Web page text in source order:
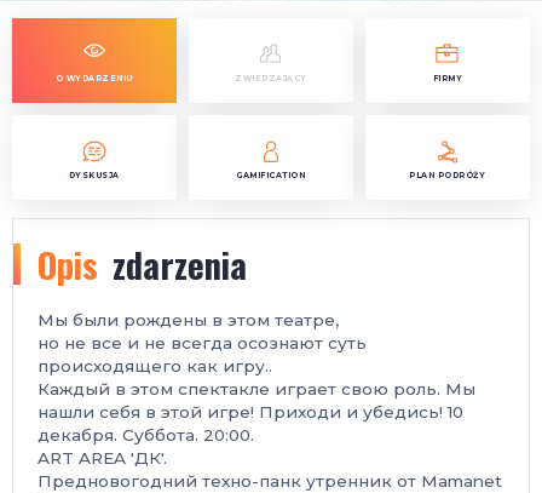
O WYDARZENIU ZWIEDZAJĄCY FIRMY
DYSKUSJA GAMIFICATION PLAN PODRÓŻY
Opis zdarzenia
Мы были рождены в этом театре,
но не все и не всегда осознают суть
происходящего как игру..
Каждый в этом спектакле играет свою роль. Мы
нашли себя в этой игре! Приходи и убедись! 10
декабря. Суббота. 20:00.
ART AREA 'ДК'.
Предновогодний техно-панк утренник от Mamanet